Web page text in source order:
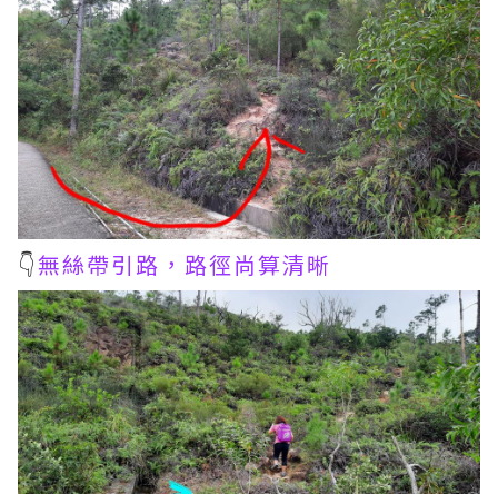
👇無絲帶引路，路徑尚算清晰